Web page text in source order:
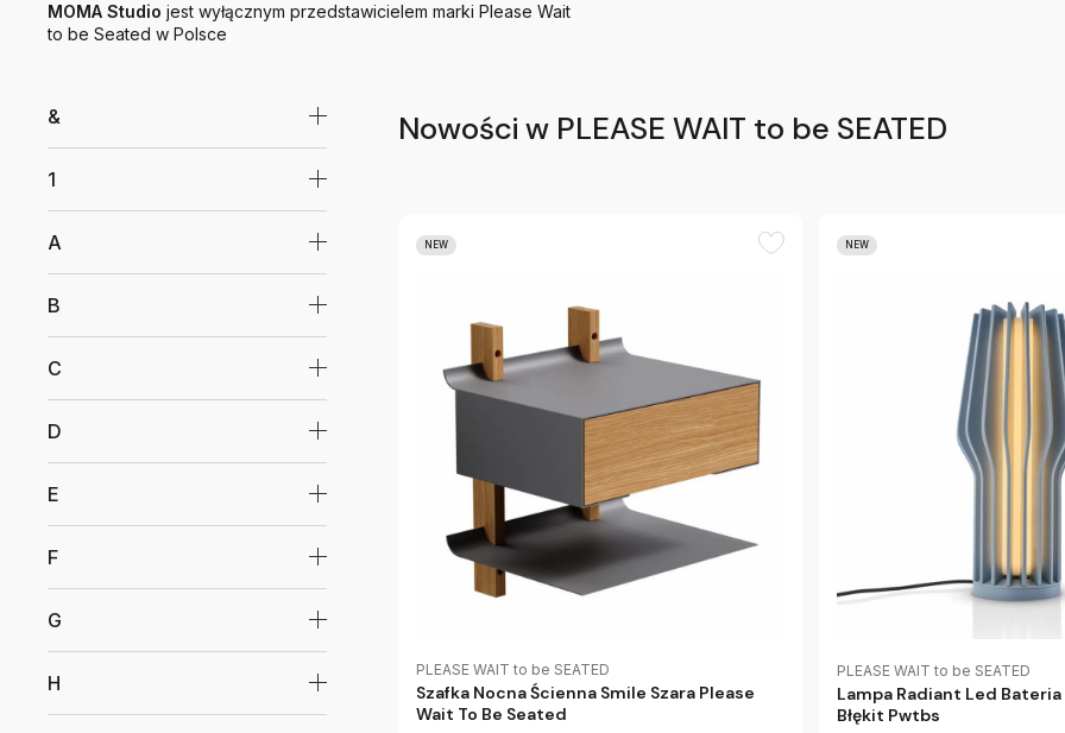
MOMA Studio jest wyłącznym przedstawicielem marki Please Wait
to be Seated w Polsce
&
1
A
B
C
D
E
F
G
H
Nowości w PLEASE WAIT to be SEATED
NEW
PLEASE WAIT to be SEATED
Szafka Nocna Ścienna Smile Szara Please
Wait To Be Seated
NEW
PLEASE WAIT to be SEATED
Lampa Radiant Led
Błękit Pwtbs